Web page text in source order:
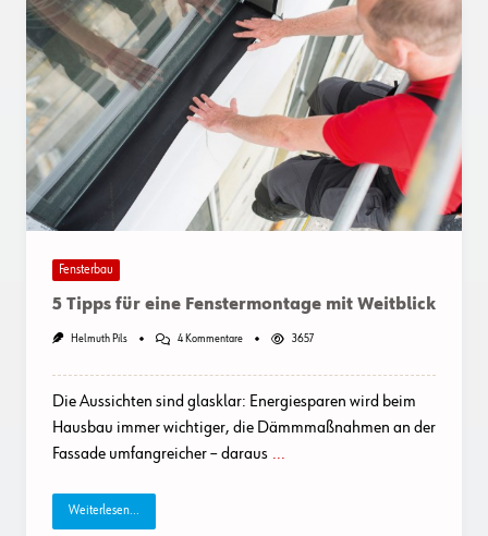
Fensterbau
5 Tipps für eine Fenstermontage mit Weitblick
Helmuth Pils 4 KommentareZu
Eine
Fenstermontage
Mit
Weitblick
3657
Die Aussichten sind glasklar: Energiesparen wird beim
Hausbau immer wichtiger, die Dämmmaßnahmen an der
Fassade umfangreicher – daraus ...
Weiterlesen...